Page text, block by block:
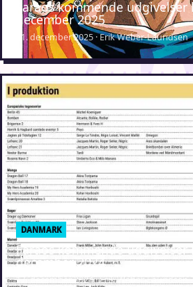
Faraos kommende udgivelser
december 2025
11. december 2025 · Erik Weber-Lauridsen
DANMARK
Faraos kommende udgivelser
december 2024
17. december 2024 · Erik Weber-Lauridsen